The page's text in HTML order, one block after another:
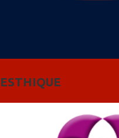
ESTHIQUE